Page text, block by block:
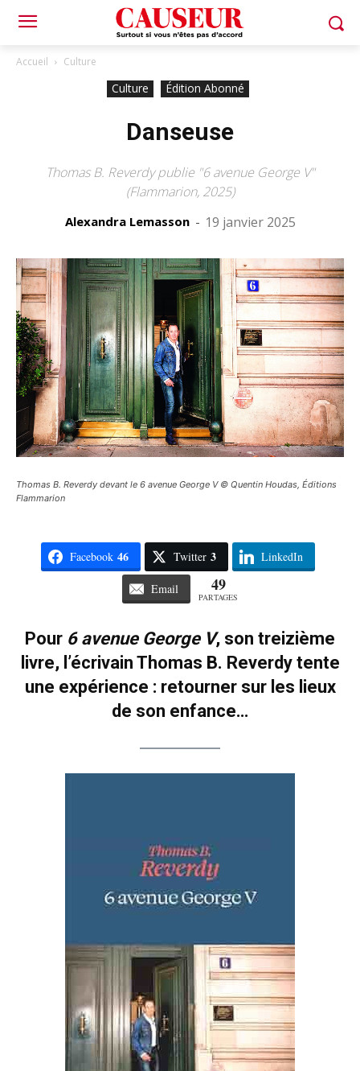
Accueil Culture
Culture Édition Abonné
Danseuse
Thomas B. Reverdy publie "6 avenue George V"
(Flammarion, 2025)
Alexandra Lemasson - 19 janvier 2025
Thomas B. Reverdy devant le 6 avenue George V © Quentin Houdas, Éditions
Flammarion
Facebook 46 Twitter 3 LinkedIn
Email 49
PARTAGES
Pour 6 avenue George V, son treizième
livre, l’écrivain Thomas B. Reverdy tente
une expérience : retourner sur les lieux
de son enfance…